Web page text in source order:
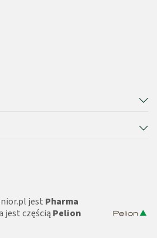
jest Pharma
jest częścią Pelion